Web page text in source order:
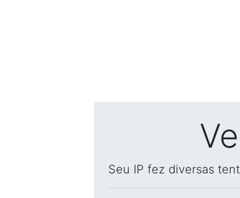
Seu IP fez diversas